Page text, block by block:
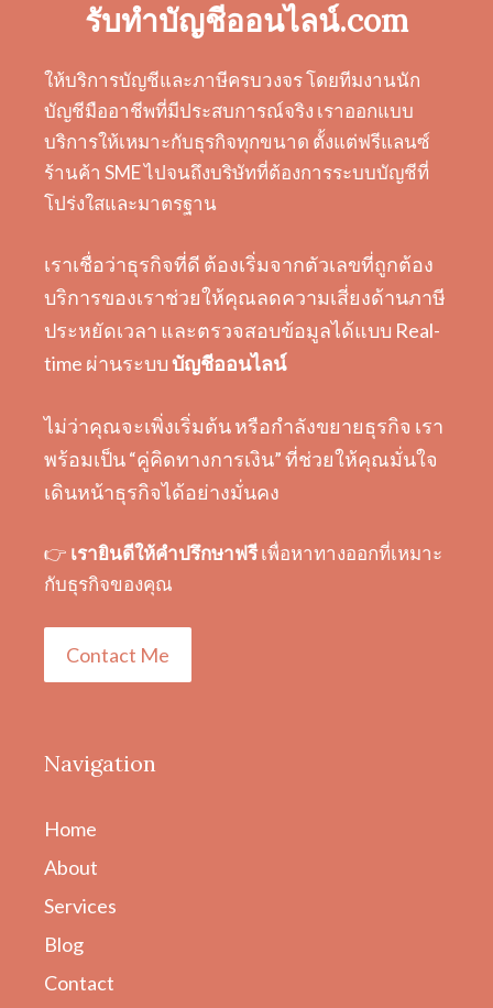
รับทำบัญชีออนไลน์.com
ให้บริการบัญชีและภาษีครบวงจร โดยทีมงานนัก
บัญชีมืออาชีพที่มีประสบการณ์จริง เราออกแบบ
บริการให้เหมาะกับธุรกิจทุกขนาด ตั้งแต่ฟรีแลนซ์
ร้านค้า SME ไปจนถึงบริษัทที่ต้องการระบบบัญชีที่
โปร่งใสและมาตรฐาน
เราเชื่อว่าธุรกิจที่ดี ต้องเริ่มจากตัวเลขที่ถูกต้อง
บริการของเราช่วยให้คุณลดความเสี่ยงด้านภาษี
ประหยัดเวลา และตรวจสอบข้อมูลได้แบบ Real-
time ผ่านระบบบัญชีออนไลน์
ไม่ว่าคุณจะเพิ่งเริ่มต้น หรือกำลังขยายธุรกิจ เรา
พร้อมเป็น “คู่คิดทางการเงิน” ที่ช่วยให้คุณมั่นใจ
เดินหน้าธุรกิจได้อย่างมั่นคง
👉 เรายินดีให้คำปรึกษาฟรีเพื่อหาทางออกที่เหมาะ
กับธุรกิจของคุณ
Contact Me
Navigation
Home
About
Services
Blog
Contact